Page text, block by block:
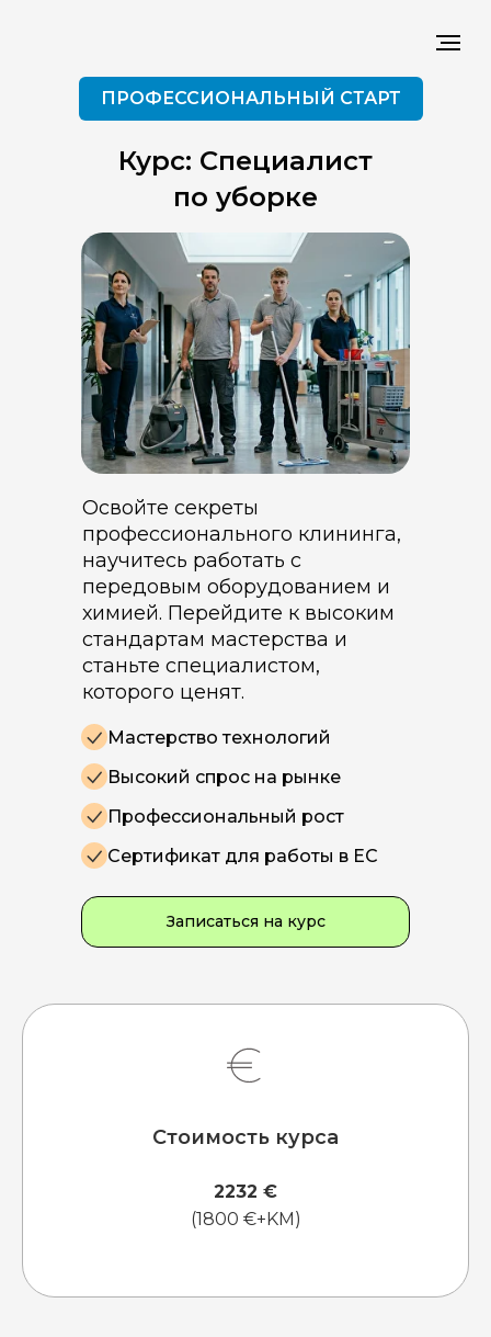
Курс: Специалист
по уборке
Освойте секреты
профессионального клининга,
научитесь работать с
передовым оборудованием и
химией. Перейдите к высоким
стандартам мастерства и
станьте специалистом,
которого ценят.
Сертификат для работы в ЕС
Профессиональный рост
Высокий спрос на рынке
Мастерство технологий
Записаться на курс
ПРОФЕССИОНАЛЬНЫЙ СТАРТ
Стоимость курса
2232 €
(1800 €+KM)